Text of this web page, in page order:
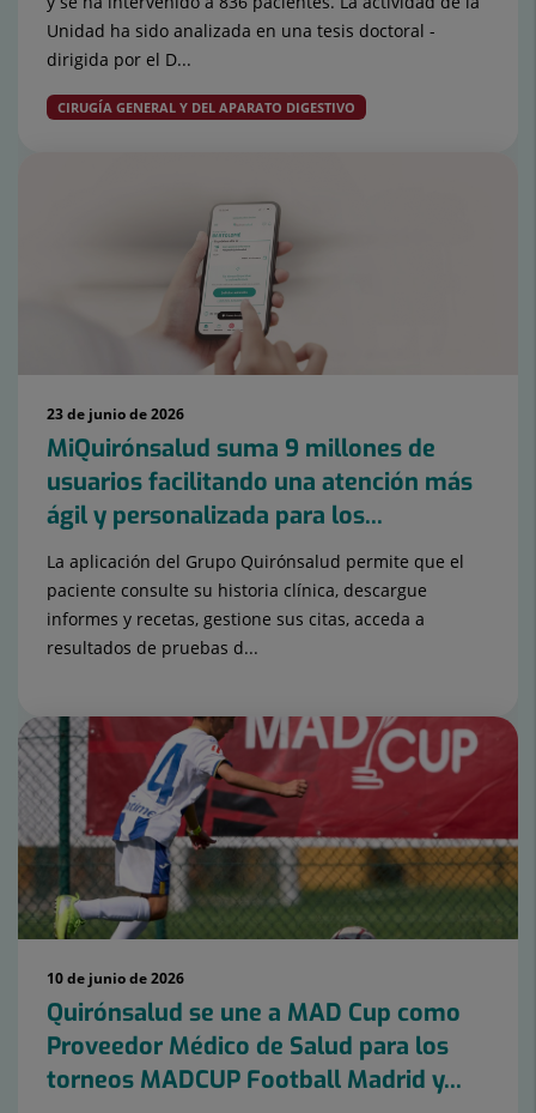
Unidad ha sido analizada en una tesis doctoral -
dirigida por el D...
CIRUGÍA GENERAL Y DEL APARATO DIGESTIVO
23 de junio de 2026
MiQuirónsalud suma 9 millones de
usuarios facilitando una atención más
ágil y personalizada para los...
La aplicación del Grupo Quirónsalud permite que el
paciente consulte su historia clínica, descargue
informes y recetas, gestione sus citas, acceda a
resultados de pruebas d...
10 de junio de 2026
Quirónsalud se une a MAD Cup como
Proveedor Médico de Salud para los
torneos MADCUP Football Madrid y...